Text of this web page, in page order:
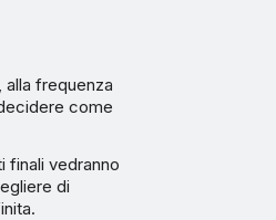
alla frequenza
come
finali vedranno
di